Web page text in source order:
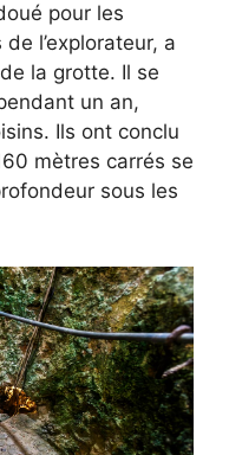
pour les
l’explorateur, a
la grotte. Il se
un an,
Ils ont conclu
mètres carrés se
sous les